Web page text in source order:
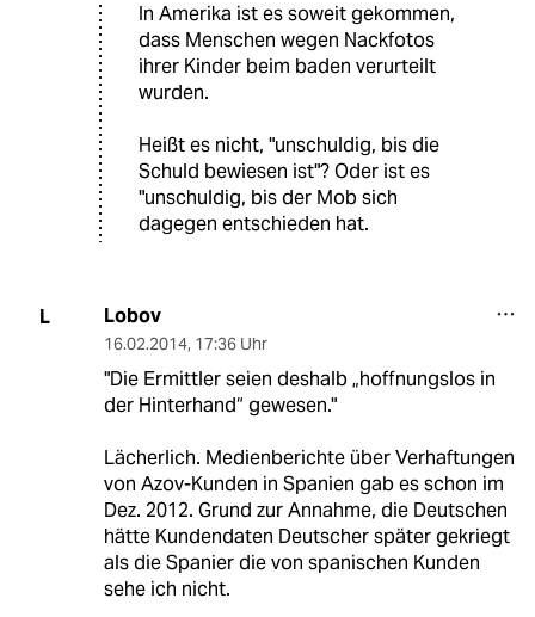
In Amerika ist es soweit gekommen,
dass Menschen wegen Nackfotos
ihrer Kinder beim baden verurteilt
wurden.
Heißt es nicht, "unschuldig, bis die
Schuld bewiesen ist"? Oder ist es
"unschuldig, bis der Mob sich
dagegen entschieden hat.
L Lobov
16.02.2014, 17:36 Uhr
"Die Ermittler seien deshalb „hoffnungslos in
der Hinterhand“ gewesen."
Lächerlich. Medienberichte über Verhaftungen
von Azov-Kunden in Spanien gab es schon im
Dez. 2012. Grund zur Annahme, die Deutschen
hätte Kundendaten Deutscher später gekriegt
als die Spanier die von spanischen Kunden
sehe ich nicht.